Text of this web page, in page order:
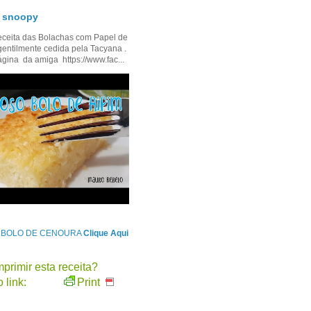
snoopy
das Bolachas com Papel de
cedida pela Tacyana .
da amiga https://www.fac...
DE CENOURAClique Aqui
esta receita?
link:
Print